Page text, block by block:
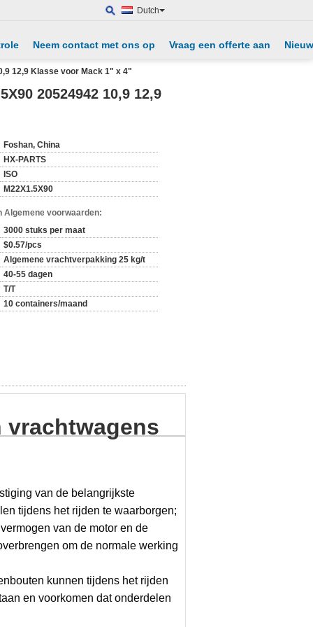
Dutch
Neem contact met ons op Vraag een offerte aan
12,9 Klasse voor Mack 1" x 4"
20524942 10,9 12,9
Foshan, China
HX-PARTS
ISO
M22X1.5X90
Algemene voorwaarden:
3000 stuks per maat
$0.57/pcs
Algemene vrachtverpakking 25 kg/t
40-55 dagen
T/T
10 containers/maand
vrachtwagens
van de belangrijkste
tijdens het rijden te waarborgen;
van de motor en de
om de normale werking
kunnen tijdens het rijden
en voorkomen dat onderdelen